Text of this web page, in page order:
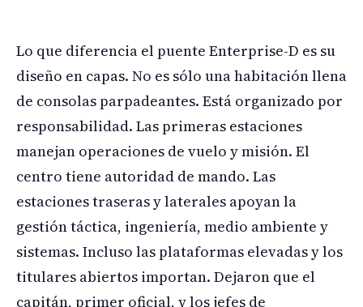
Lo que diferencia el puente Enterprise-D es su
diseño en capas. No es sólo una habitación llena
de consolas parpadeantes. Está organizado por
responsabilidad. Las primeras estaciones
manejan operaciones de vuelo y misión. El
centro tiene autoridad de mando. Las
estaciones traseras y laterales apoyan la
gestión táctica, ingeniería, medio ambiente y
sistemas. Incluso las plataformas elevadas y los
titulares abiertos importan. Dejaron que el
capitán, primer oficial, y los jefes de